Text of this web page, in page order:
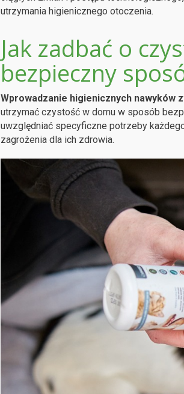
utrzymania higienicznego otoczenia.
Jak zadbać o
bezpieczny
Wprowadzanie higienicznych nawyków
utrzymać czystość w domu w sposób
uwzględniać specyficzne potrzeby
zagrożenia dla ich zdrowia.